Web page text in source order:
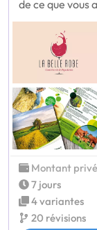
de ce que vous
Montant privé
7 jours
4 variantes
20 révisions